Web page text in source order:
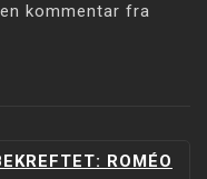
kommentar fra
ROMÉO